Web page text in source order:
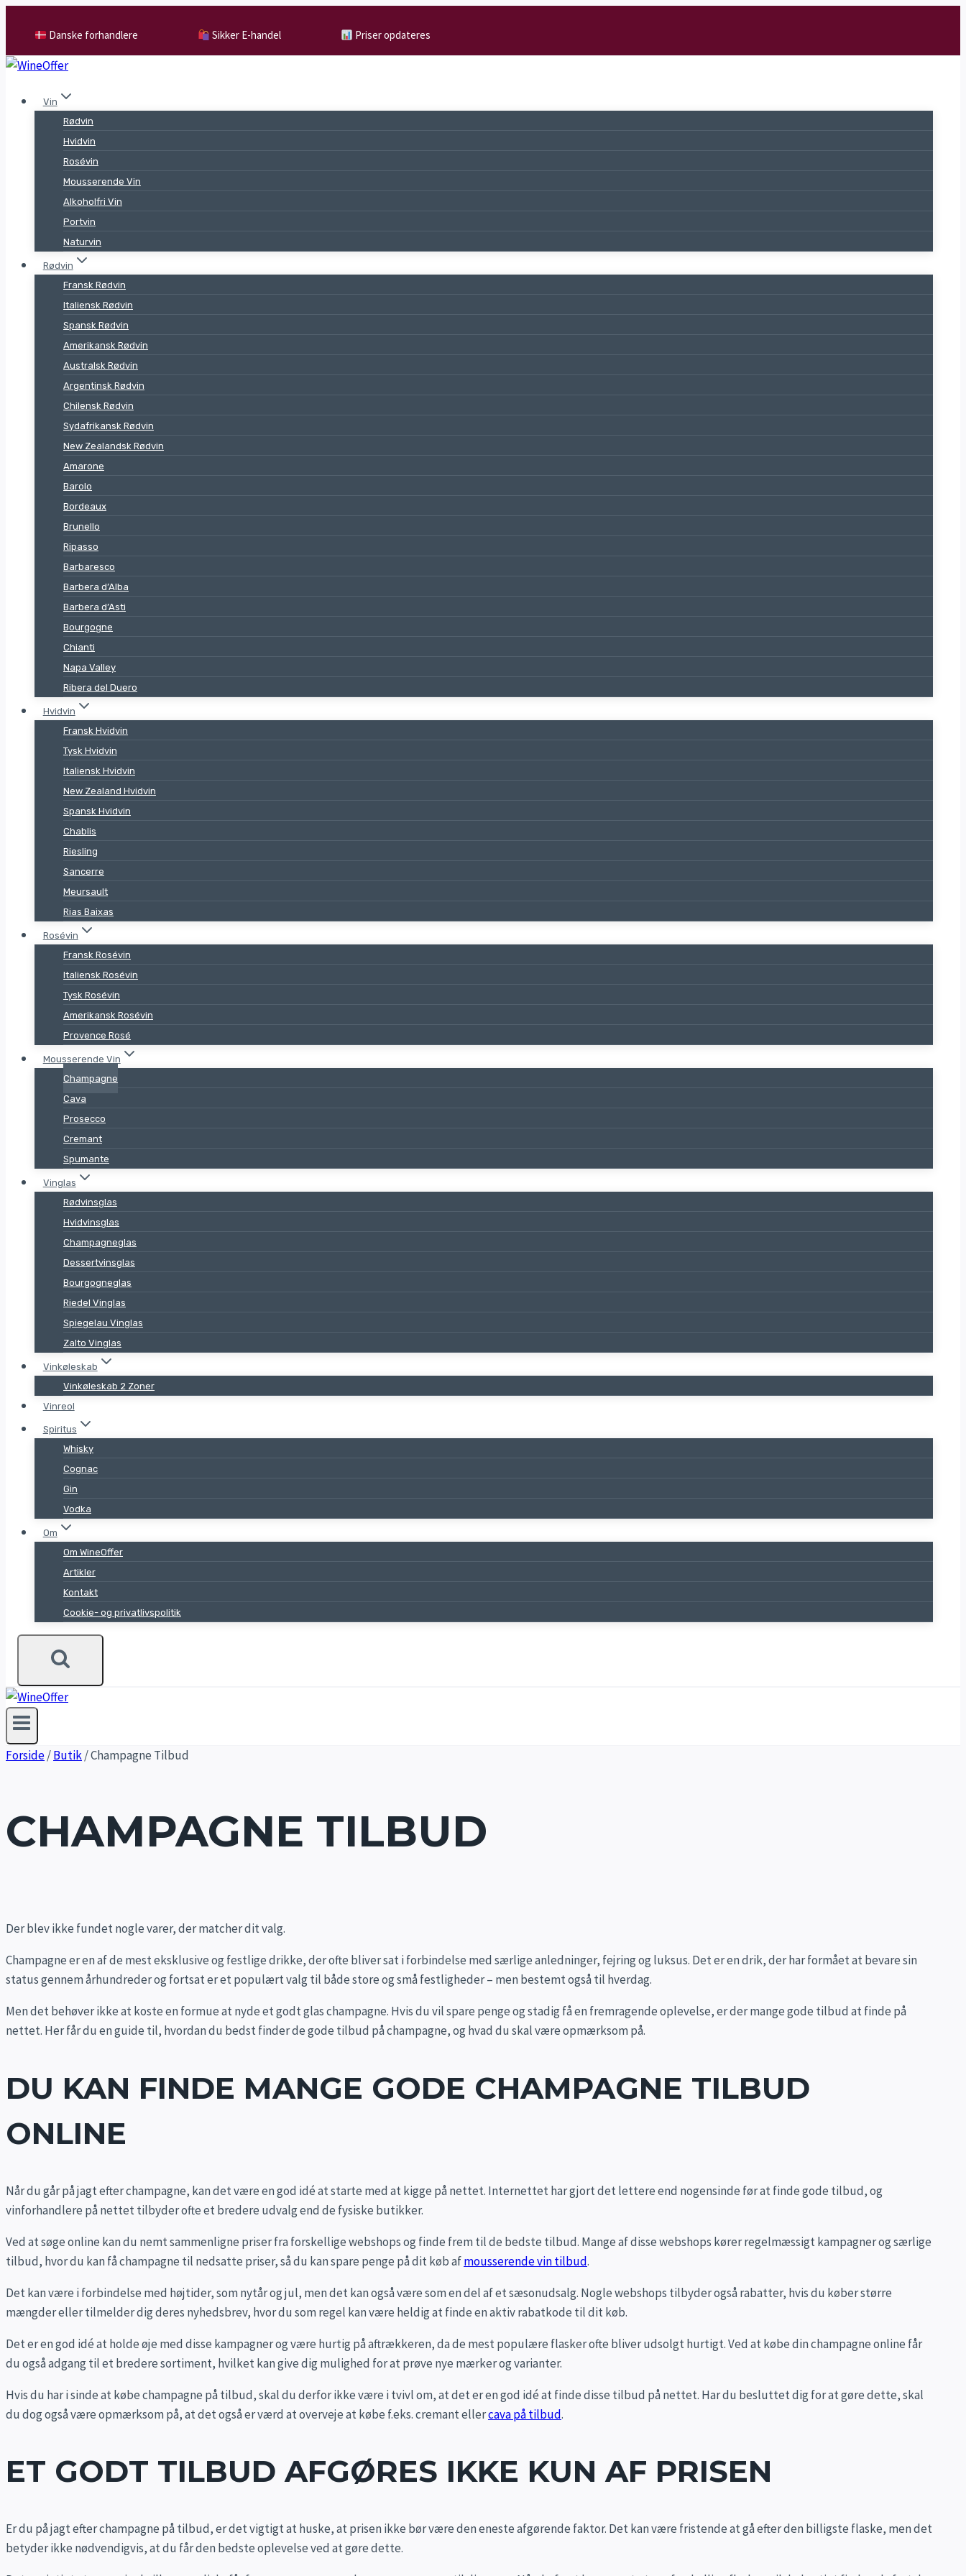
content
Danske forhandlere Sikker E-handel Priser opdateres
Vin
Rødvin
Hvidvin
Rosévin
Mousserende Vin
Alkoholfri Vin
Portvin
Naturvin
Rødvin
Fransk Rødvin
Italiensk Rødvin
Spansk Rødvin
Amerikansk Rødvin
Australsk Rødvin
Argentinsk Rødvin
Chilensk Rødvin
Sydafrikansk Rødvin
New Zealandsk Rødvin
Amarone
Barolo
Bordeaux
Brunello
Ripasso
Barbaresco
Barbera d’Alba
Barbera d’Asti
Bourgogne
Chianti
Napa Valley
Ribera del Duero
Hvidvin
Fransk Hvidvin
Tysk Hvidvin
Italiensk Hvidvin
New Zealand Hvidvin
Spansk Hvidvin
Chablis
Riesling
Sancerre
Meursault
Rias Baixas
Rosévin
Fransk Rosévin
Italiensk Rosévin
Tysk Rosévin
Amerikansk Rosévin
Provence Rosé
Mousserende Vin
Champagne
Cava
Prosecco
Cremant
Spumante
Vinglas
Rødvinsglas
Hvidvinsglas
Champagneglas
Dessertvinsglas
Bourgogneglas
Riedel Vinglas
Spiegelau Vinglas
Zalto Vinglas
Vinkøleskab
Vinkøleskab 2 Zoner
Vinreol
Spiritus
Whisky
Cognac
Gin
Vodka
Om
Om WineOffer
Artikler
Kontakt
Cookie- og privatlivspolitik
Forside/Butik/Champagne Tilbud
CHAMPAGNE TILBUD
Der blev ikke fundet nogle varer, der matcher dit valg.
Champagne er en af de mest eksklusive og festlige drikke, der ofte bliver sat i forbindelse med særlige anledninger, fejring og luksus. Det er en drik, der har formået at bevare sin
status gennem århundreder og fortsat er et populært valg til både store og små festligheder – men bestemt også til hverdag.
Men det behøver ikke at koste en formue at nyde et godt glas champagne. Hvis du vil spare penge og stadig få en fremragende oplevelse, er der mange gode tilbud at finde på
nettet. Her får du en guide til, hvordan du bedst finder de gode tilbud på champagne, og hvad du skal være opmærksom på.
DU KAN FINDE MANGE GODE CHAMPAGNE TILBUD
ONLINE
Når du går på jagt efter champagne, kan det være en god idé at starte med at kigge på nettet. Internettet har gjort det lettere end nogensinde før at finde gode tilbud, og
vinforhandlere på nettet tilbyder ofte et bredere udvalg end de fysiske butikker.
Ved at søge online kan du nemt sammenligne priser fra forskellige webshops og finde frem til de bedste tilbud. Mange af disse webshops kører regelmæssigt kampagner og særlige
tilbud, hvor du kan få champagne til nedsatte priser, så du kan spare penge på dit køb afmousserende vin tilbud.
Det kan være i forbindelse med højtider, som nytår og jul, men det kan også være som en del af et sæsonudsalg. Nogle webshops tilbyder også rabatter, hvis du køber større
mængder eller tilmelder dig deres nyhedsbrev, hvor du som regel kan være heldig at finde en aktiv rabatkode til dit køb.
Det er en god idé at holde øje med disse kampagner og være hurtig på aftrækkeren, da de mest populære flasker ofte bliver udsolgt hurtigt. Ved at købe din champagne online får
du også adgang til et bredere sortiment, hvilket kan give dig mulighed for at prøve nye mærker og varianter.
Hvis du har i sinde at købe champagne på tilbud, skal du derfor ikke være i tvivl om, at det er en god idé at finde disse tilbud på nettet. Har du besluttet dig for at gøre dette, skal
du dog også være opmærksom på, at det også er værd at overveje at købe f.eks. cremant ellercava på tilbud.
ET GODT TILBUD AFGØRES IKKE KUN AF PRISEN
Er du på jagt efter champagne på tilbud, er det vigtigt at huske, at prisen ikke bør være den eneste afgørende faktor. Det kan være fristende at gå efter den billigste flaske, men det
betyder ikke nødvendigvis, at du får den bedste oplevelse ved at gøre dette.